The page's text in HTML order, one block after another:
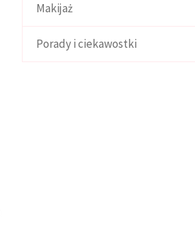
Makijaż
Porady i ciekawostki